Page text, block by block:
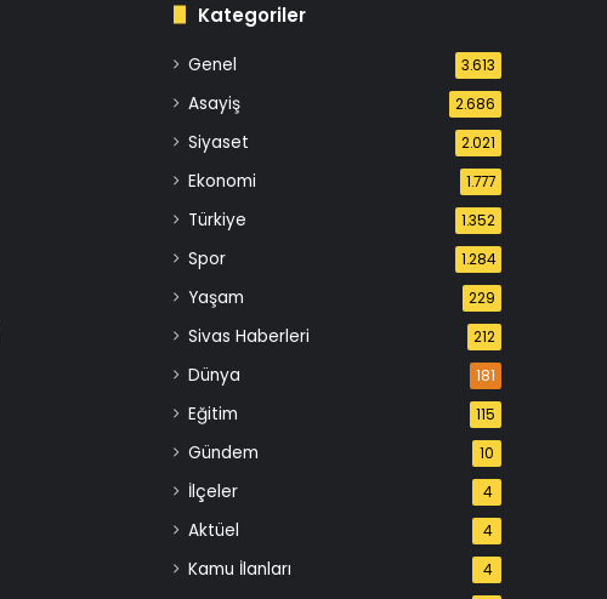
Kategoriler
Genel 3.613
Asayiş 2.686
Siyaset 2.021
Ekonomi 1.777
Türkiye 1.352
Spor 1.284
Yaşam 229
Sivas Haberleri 212
Dünya 181
Eğitim 115
Gündem 10
İlçeler 4
Aktüel 4
Kamu İlanları 4